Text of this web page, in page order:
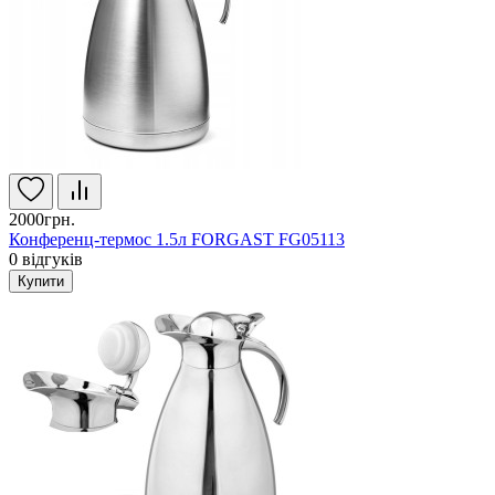
2000грн.
Конференц-термос 1.5л FORGAST FG05113
0 відгуків
Купити